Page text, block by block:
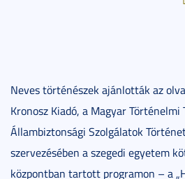
Neves történészek ajánlották az
Kronosz Kiadó, a Magyar Történelmi
Állambiztonsági Szolgálatok
szervezésében a szegedi egyetem
központban tartott programon – a